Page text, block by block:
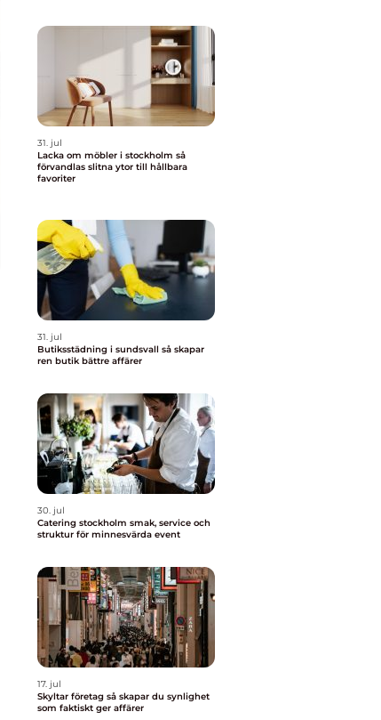
31. jul
Lacka om möbler i stockholm så
förvandlas slitna ytor till hållbara
favoriter
31. jul
Butiksstädning i sundsvall så skapar
ren butik bättre affärer
30. jul
Catering stockholm smak, service och
struktur för minnesvärda event
17. jul
Skyltar företag så skapar du synlighet
som faktiskt ger affärer